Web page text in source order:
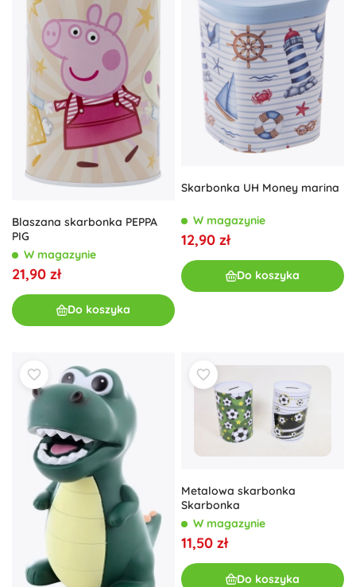
Blaszana skarbonka PEPPA
PIG
W magazynie
21,90 zł
Do koszyka
Skarbonka UH Money marina
W magazynie
12,90 zł
Do koszyka
Metalowa skarbonka
Skarbonka
W magazynie
11,50 zł
Do koszyka